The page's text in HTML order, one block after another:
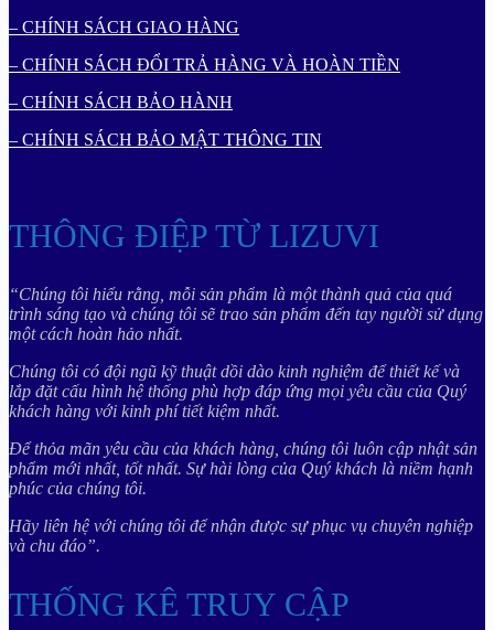
– CHÍNH SÁCH GIAO HÀNG
– CHÍNH SÁCH ĐỔI TRẢ HÀNG VÀ HOÀN TIỀN
– CHÍNH SÁCH BẢO HÀNH
– CHÍNH SÁCH BẢO MẬT THÔNG TIN
THÔNG ĐIỆP TỪ LIZUVI
“Chúng tôi hiểu rằng, mỗi sản phẩm là một thành quả của quá
trình sáng tạo và chúng tôi sẽ trao sản phẩm đến tay người sử dụng
một cách hoàn hảo nhất.
Chúng tôi có đội ngũ kỹ thuật dồi dào kinh nghiệm để thiết kế và
lắp đặt cấu hình hệ thống phù hợp đáp ứng mọi yêu cầu của Quý
khách hàng với kinh phí tiết kiệm nhất.
Để thỏa mãn yêu cầu của khách hàng, chúng tôi luôn cập nhật sản
phẩm mới nhất, tốt nhất. Sự hài lòng của Quý khách là niềm hạnh
phúc của chúng tôi.
Hãy liên hệ với chúng tôi để nhận được sự phục vụ chuyên nghiệp
và chu đáo”.
THỐNG KÊ TRUY CẬP